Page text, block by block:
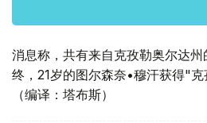
消息称，共有来自克孜勒奥尔达
终，21岁的图尔森奈•穆汗获得"克
（编译：塔布斯）